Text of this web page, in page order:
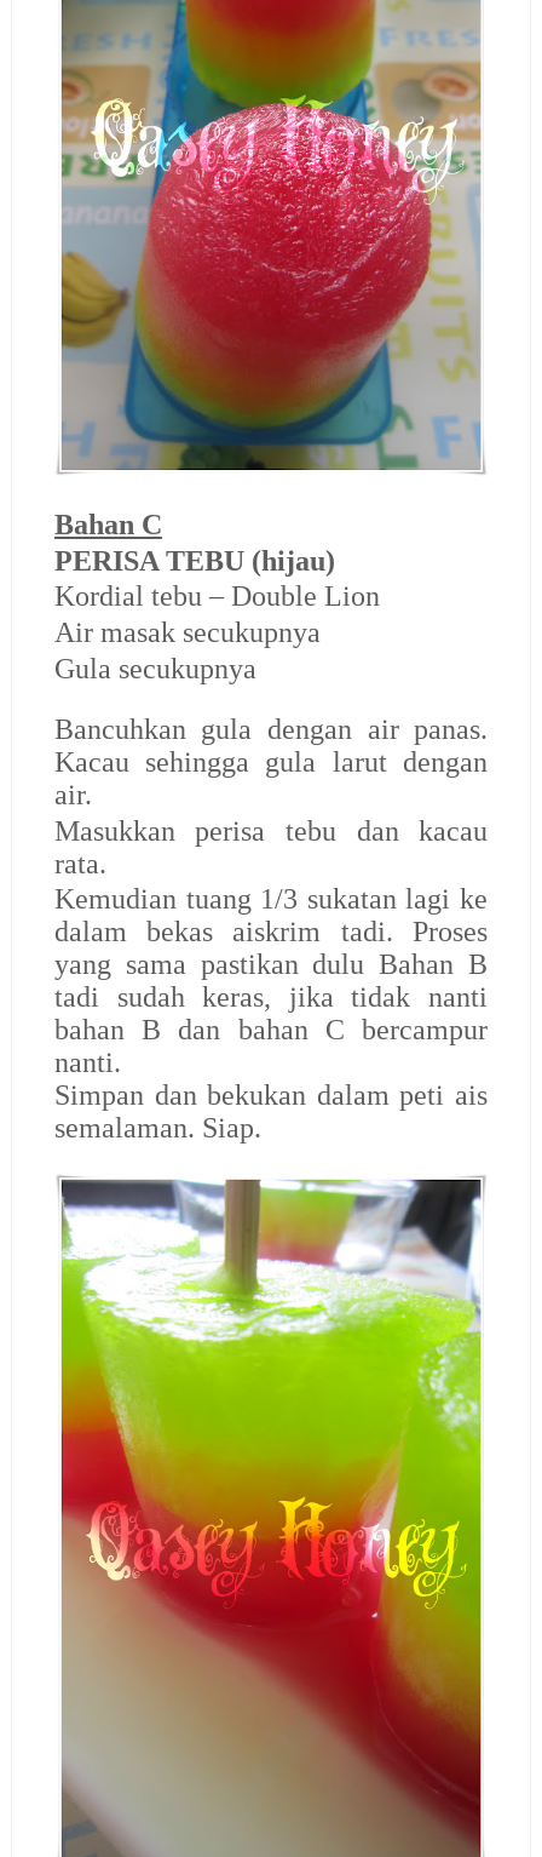
Bahan C
PERISA TEBU (hijau)
Kordial tebu – Double Lion
Air masak secukupnya
Gula secukupnya
Bancuhkan gula dengan air panas.
Kacau sehingga gula larut dengan
air.
Masukkan perisa tebu dan kacau
rata.
Kemudian tuang 1/3 sukatan lagi ke
dalam bekas aiskrim tadi. Proses
yang sama pastikan dulu Bahan B
tadi sudah keras, jika tidak nanti
bahan B dan bahan C bercampur
nanti.
Simpan dan bekukan dalam peti ais
semalaman. Siap.